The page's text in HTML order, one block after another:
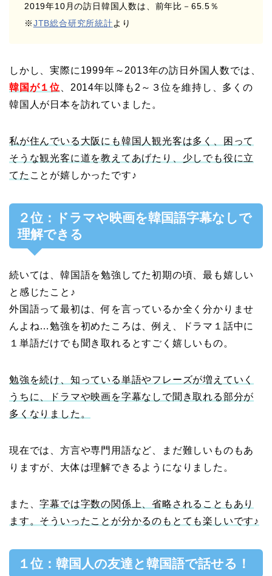
2019年10月の訪日韓国人数は、前年比－65.5％
※JTB総合研究所統計より
しかし、実際に1999年～2013年の訪日外国人数では、
韓国が１位 、2014年以降も2～３位を維持し、多くの
韓国人が日本を訪れていました。
私が住んでいる大阪にも韓国人観光客は多く、困って
そうな観光客に道を教えてあげたり、少しでも役に立
てた ことが嬉しかったです♪
２位：ドラマや映画を韓国語字幕なしで
理解できる
続いては、韓国語を勉強してた初期の頃、最も嬉しい
と感じたこと♪
外国語って最初は、何を言っているか全く分かりませ
んよね…勉強を初めたころは、例え、ドラマ１話中に
１単語だけでも聞き取れるとすごく嬉しいもの。
勉強を続け、知っている単語やフレーズが増えていく
うちに、
ド ラマや映画を字幕なしで聞き取れる部分が
多くなりました。
現在では、方言や専門用語など、まだ難しいものもあ
りますが、大体は理解できるようになりました。
また、字幕では字数の関係上、省略されることもあり
ます。そういったことが分かるのもとても楽しいです♪
１位：韓国人の友達と韓国語で話せる！